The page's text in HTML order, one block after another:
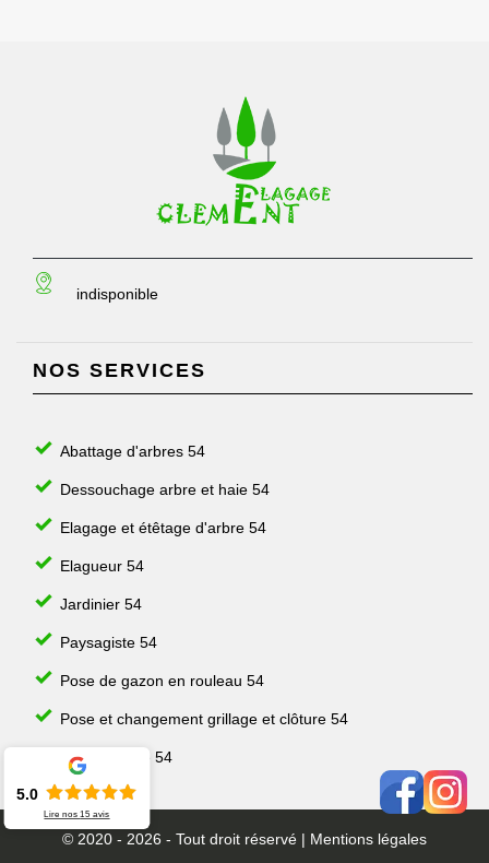
indisponible
NOS SERVICES
Abattage d'arbres 54
Dessouchage arbre et haie 54
Elagage et étêtage d'arbre 54
Elagueur 54
Jardinier 54
Paysagiste 54
Pose de gazon en rouleau 54
Pose et changement grillage et clôture 54
Taille de haie 54
© 2020 - 2026 - Tout droit réservé | Mentions légales
5.0
Lire nos15 avis